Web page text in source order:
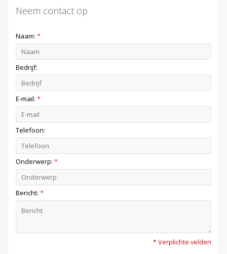
Neem contact op
Naam: *
Bedrijf:
E-mail: *
Telefoon:
Onderwerp: *
Bericht: *
* Verplichte velden